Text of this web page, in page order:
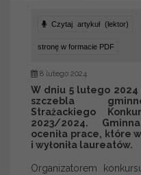
Czytaj artykuł (lektor)
stronę w formacie PDF
8 lutego 2024
W dniu 5 lutego 2024
szczebla
Strażackiego
2023/2024.
oceniła prace, które
i wyłoniła laureatów.
Organizatorem